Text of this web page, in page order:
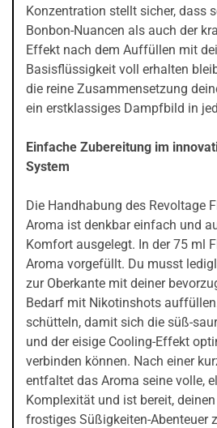
Konzentration stellt sicher, dass
Bonbon-Nuancen als auch der
Effekt nach dem Auffüllen mit
Basisflüssigkeit voll erhalten
die reine Zusammensetzung
ein erstklassiges Dampfbild in
Einfache Zubereitung im
System
Die Handhabung des Revoltage
Aroma ist denkbar einfach und
Komfort ausgelegt. In der 75 ml
Aroma vorgefüllt. Du musst
zur Oberkante mit deiner
Bedarf mit Nikotinshots
schütteln, damit sich die süß-
und der eisige Cooling-Effekt
verbinden können. Nach einer
entfaltet das Aroma seine volle,
Komplexität und ist bereit,
frostiges Süßigkeiten-Abenteuer